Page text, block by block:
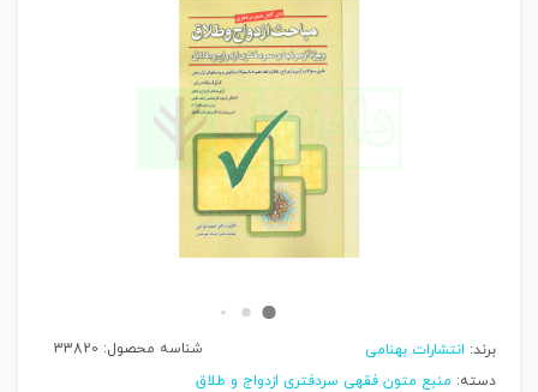
برند: انتشارات بهنامی شناسه محصول: 33820
دسته: منبع متون فقهی سردفتری ازدواج و طلاق